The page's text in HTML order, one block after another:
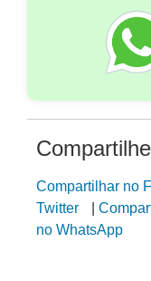
Compartilhar no
Twitter
no WhatsApp